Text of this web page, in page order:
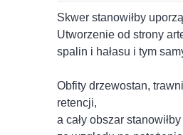
Skwer stanowiłby
Utworzenie od strony
spalin i hałasu i tym
Obfity drzewostan,
retencji,
a cały obszar